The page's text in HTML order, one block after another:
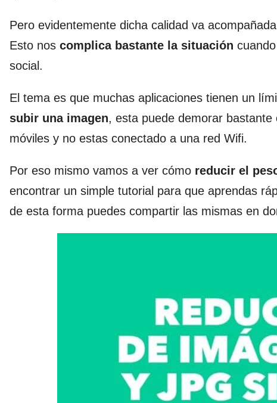
Pero evidentemente dicha calidad va
Esto nos complica bastante la situación
social.
El tema es que muchas aplicaciones tienen un
subir una imagen, esta puede demorar
móviles y no estas conectado a una red Wifi.
Por eso mismo vamos a ver cómo reducir el
encontrar un simple tutorial para que aprendas
de esta forma puedes compartir las mismas en